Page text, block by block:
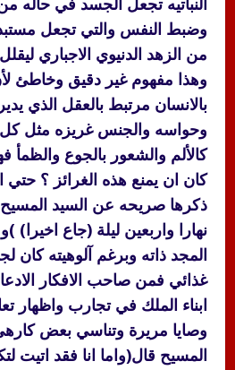
النباتيه تجعل الجسد في حاله
وضبط النفس والتي تجعل
من الزهد الدنيوي الاجباري
وهذا مفهوم غير دقيق
بالانسان مرتبط بالعقل الذي
وحواسه والجنس غريزه مثل كل
كالألم والشعور بالجوع
كان ان يمنع هذه الغرائز ؟
ذكرها صريحه عن السيد المسيح
نهارا واربعين ليلة (جاع
المجد ذاته وبرغم آلوهيته كان
غذائي فمن صاحب الافكار
ابناء الملك في تجارب واظهار
وصايا مريرة وتناسي بعض
المسيح قال(واما انا فقد اتيت